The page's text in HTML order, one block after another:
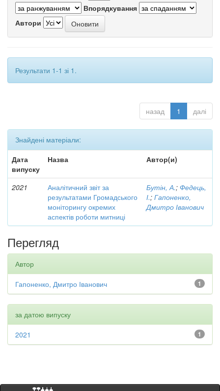
Впорядкування
Автори
Результати 1-1 зі 1.
назад 1 далі
Знайдені матеріали:
Дата
випуску
Назва Автор(и)
2021
Аналітичний звіт за
результатами Громадського
моніторингу окремих
аспектів роботи митниці
Бутін, А.; Федець,
І.; Гапоненко,
Дмитро Іванович
Перегляд
Автор
1
Гапоненко, Дмитро Іванович
за датою випуску
1
2021